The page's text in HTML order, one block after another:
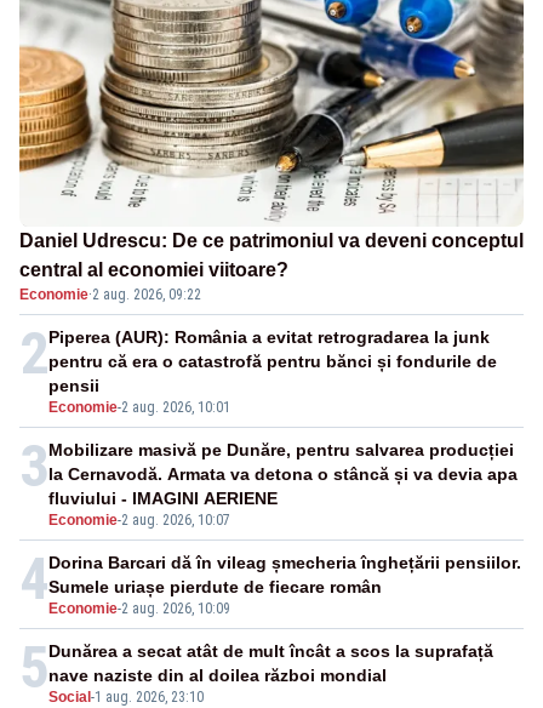
Daniel Udrescu: De ce patrimoniul va deveni conceptul
central al economiei viitoare?
Economie·2 aug. 2026, 09:22
2
Economie-2 aug. 2026, 10:01
Piperea (AUR): România a evitat retrogradarea la junk
pentru că era o catastrofă pentru bănci și fondurile de
pensii
3
Economie-2 aug. 2026, 10:07
Mobilizare masivă pe Dunăre, pentru salvarea producției
la Cernavodă. Armata va detona o stâncă și va devia apa
fluviului - IMAGINI AERIENE
4 Economie-2 aug. 2026, 10:09
Dorina Barcari dă în vileag șmecheria înghețării pensiilor.
Sumele uriașe pierdute de fiecare român
5Social -1 aug. 2026, 23:10
Dunărea a secat atât de mult încât a scos la suprafață
nave naziste din al doilea război mondial